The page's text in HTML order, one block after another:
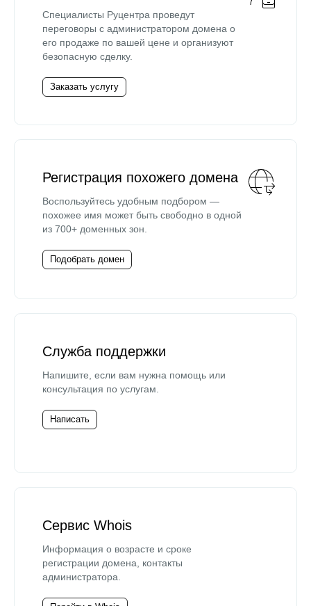
Специалисты Руцентра проведут
переговоры с администратором домена о
его продаже по вашей цене и организуют
безопасную сделку.
Заказать услугу
Регистрация похожего домена
Воспользуйтесь удобным подбором —
похожее имя может быть свободно в одной
из 700+ доменных зон.
Подобрать домен
Служба поддержки
Напишите, если вам нужна помощь или
консультация по услугам.
Написать
Сервис Whois
Информация о возрасте и сроке
регистрации домена, контакты
администратора.